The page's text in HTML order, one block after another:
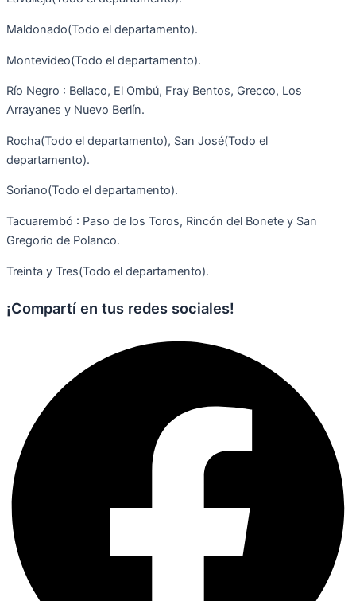
Maldonado(Todo el departamento).
Montevideo(Todo el departamento).
Río Negro : Bellaco, El Ombú, Fray Bentos, Grecco, Los
Arrayanes y Nuevo Berlín.
Rocha(Todo el departamento), San José(Todo el
departamento).
Soriano(Todo el departamento).
Tacuarembó : Paso de los Toros, Rincón del Bonete y San
Gregorio de Polanco.
Treinta y Tres(Todo el departamento).
¡Compartí en tus redes sociales!